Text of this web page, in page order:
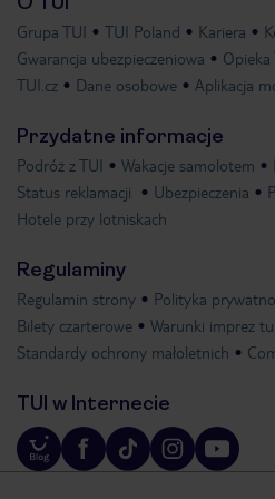
Grupa TUI TUI Poland Kariera
Gwarancja ubezpieczeniowa
TUI.cz
Dane osobowe Aplikacja
Przydatne informacje
Podróż z TUI Wakacje samolotem
Status reklamacji
Ubezpieczenia
Hotele przy lotniskach
Regulaminy
Regulamin strony Polityka
Bilety czarterowe
Warunki imprez
Standardy ochrony małoletnich
TUI w Internecie